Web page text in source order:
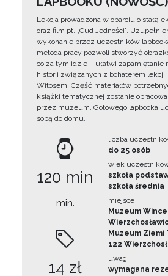
Lekcja prowadzona w oparciu o stałą
oraz film pt. „Cud Jedności”.
wykonanie przez uczestników
metoda pracy pozwoli stworzyć
co za tym idzie – ułatwi zapamiętanie
historii związanych z bohaterem
Witosem. Część materiałów
książki tematycznej zostanie
przez muzeum. Gotowego lapbooka
sobą do domu.
120 min
min.
14 zł
liczba
do 25 osób
wiek
szkoła
szkoła średnia
miejsce
Muzeum
Muzeum Ziemi
122
uwagi
wymagana